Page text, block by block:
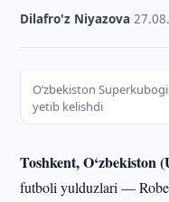
Dilafro'z Niyazova ·
O‘zbekiston
yetib kelishdi
Toshkent,
futboli yulduzlari —